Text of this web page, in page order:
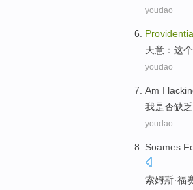
youdao
天意 ： 这个
youdao
Am I
我是否缺乏
youdao
Soames
索姆斯·福